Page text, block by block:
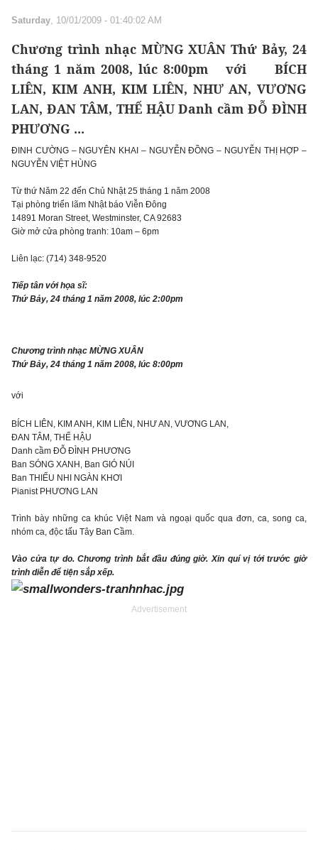
Saturday, 10/01/2009 - 01:40:02 AM
Chương trình nhạc MỪNG XUÂN Thứ Bảy, 24
tháng 1 năm 2008, lúc 8:00pm với BÍCH
LIÊN, KIM ANH, KIM LIÊN, NHƯ AN, VƯƠNG
LAN, ĐAN TÂM, THẾ HẬU Danh cầm ĐỖ ĐÌNH
PHƯƠNG ...
ĐINH CƯỜNG – NGUYÊN KHAI – NGUYỄN ĐỒNG – NGUYỄN THỊ HỢP –
NGUYỄN VIỆT HÙNG
Từ thứ Năm 22 đến Chủ Nhật 25 tháng 1 năm 2008
Tại phòng triển lãm Nhật báo Viễn Đông
14891 Moran Street, Westminster, CA 92683
Giờ mở cửa phòng tranh: 10am – 6pm
Liên lạc: (714) 348-9520
Tiếp tân với họa sĩ:
Thứ Bảy, 24 tháng 1 năm 2008, lúc 2:00pm
Chương trình nhạc MỪNG XUÂN
Thứ Bảy, 24 tháng 1 năm 2008, lúc 8:00pm
với
BÍCH LIÊN, KIM ANH, KIM LIÊN, NHƯ AN, VƯƠNG LAN,
ĐAN TÂM, THẾ HẬU
Danh cầm ĐỖ ĐÌNH PHƯƠNG
Ban SÓNG XANH, Ban GIÓ NÚI
Ban THIẾU NHI NGÀN KHƠI
Pianist PHƯƠNG LAN
Trình bày những ca khúc Việt Nam và ngoại quốc qua đơn, ca, song ca,
nhóm ca, độc tấu Tây Ban Cầm.
Vào cửa tự do. Chương trình bắt đầu đúng giờ. Xin quí vị tới trước giờ
trình diễn để tiện sắp xếp.
Advertisement